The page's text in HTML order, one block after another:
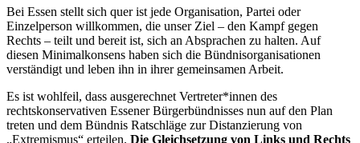
Bei Essen stellt sich quer ist jede Organisation, Partei oder
Einzelperson willkommen, die unser Ziel – den Kampf gegen
Rechts – teilt und bereit ist, sich an Absprachen zu halten. Auf
diesen Minimalkonsens haben sich die Bündnisorganisationen
verständigt und leben ihn in ihrer gemeinsamen Arbeit.
Es ist wohlfeil, dass ausgerechnet Vertreter*innen des
rechtskonservativen Essener Bürgerbündnisses nun auf den Plan
treten und dem Bündnis Ratschläge zur Distanzierung von
„Extremismus“ erteilen. Die Gleichsetzung von Links und Rechts